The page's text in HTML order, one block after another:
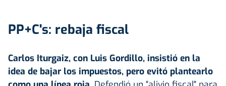
PP+C's: rebaja fiscal
Carlos Iturgaiz, con Luis Gordillo, insistió en la
idea de bajar los impuestos, pero evitó plantearlo